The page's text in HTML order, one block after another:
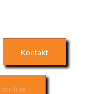
Kontakt
on-line